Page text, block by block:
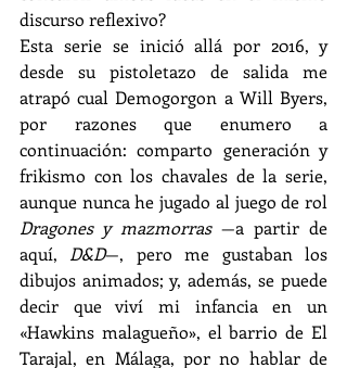
discurso reflexivo?
Esta serie se inició allá por 2016, y
desde su pistoletazo de salida me
atrapó cual Demogorgon a Will Byers,
por razones que enumero a
continuación: comparto generación y
frikismo con los chavales de la serie,
Dragones y mazmorras —a partir de
aquí, D&D—, pero me gustaban los
dibujos animados; y, además, se puede
decir que viví mi infancia en un
«Hawkins malagueño», el barrio de El
Tarajal, en Málaga, por no hablar de